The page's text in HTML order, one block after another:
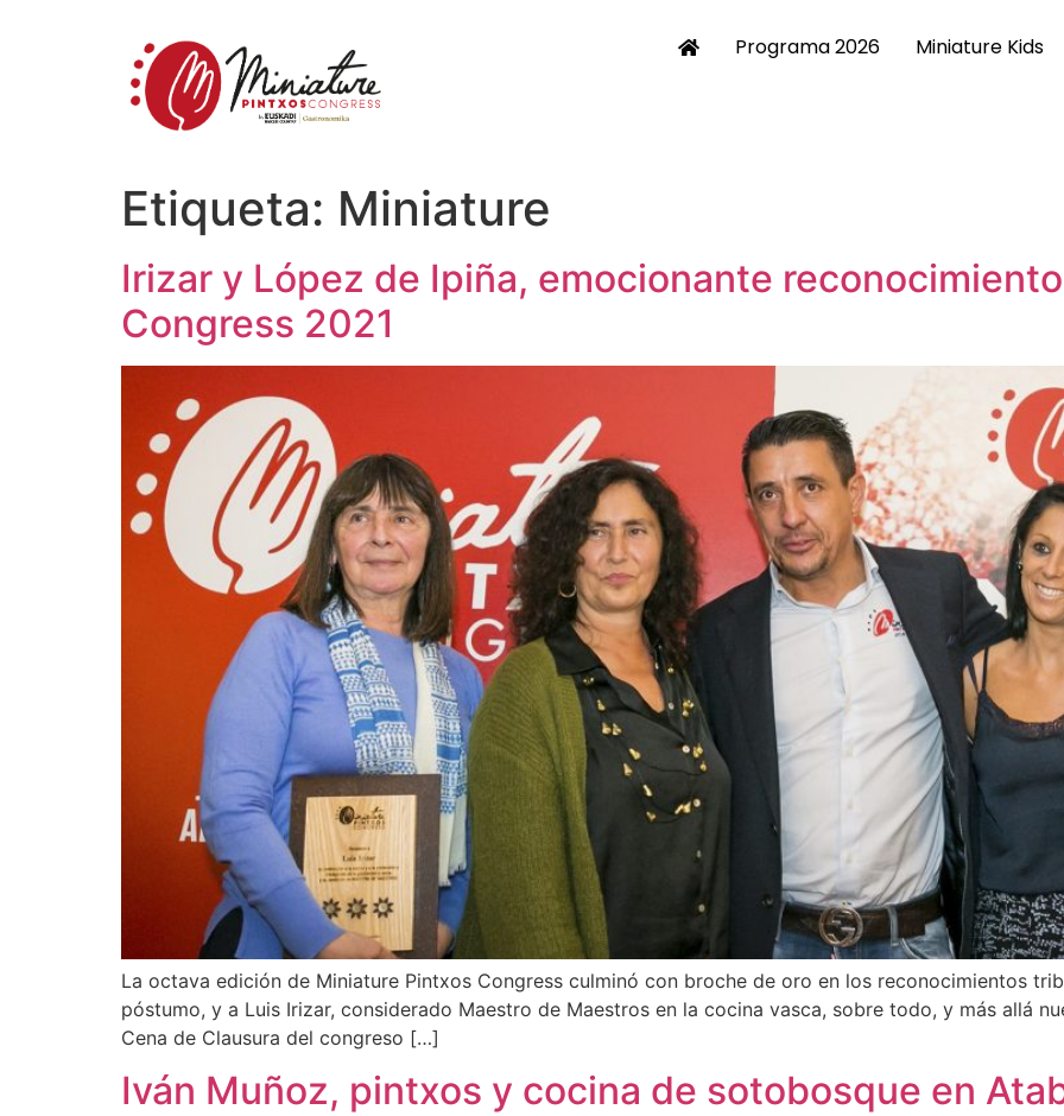
Programa 2026 Miniature Kids
Etiqueta: Miniature
Irizar y López de Ipiña, emocionante
Congress 2021
La octava edición de Miniature Pintxos Congress culminó con broche de oro en los reconocimientos
póstumo, y a Luis Irizar, considerado Maestro de Maestros en la cocina vasca, sobre todo, y más allá
Cena de Clausura del congreso […]
Iván Muñoz, pintxos y cocina de sotobosque en